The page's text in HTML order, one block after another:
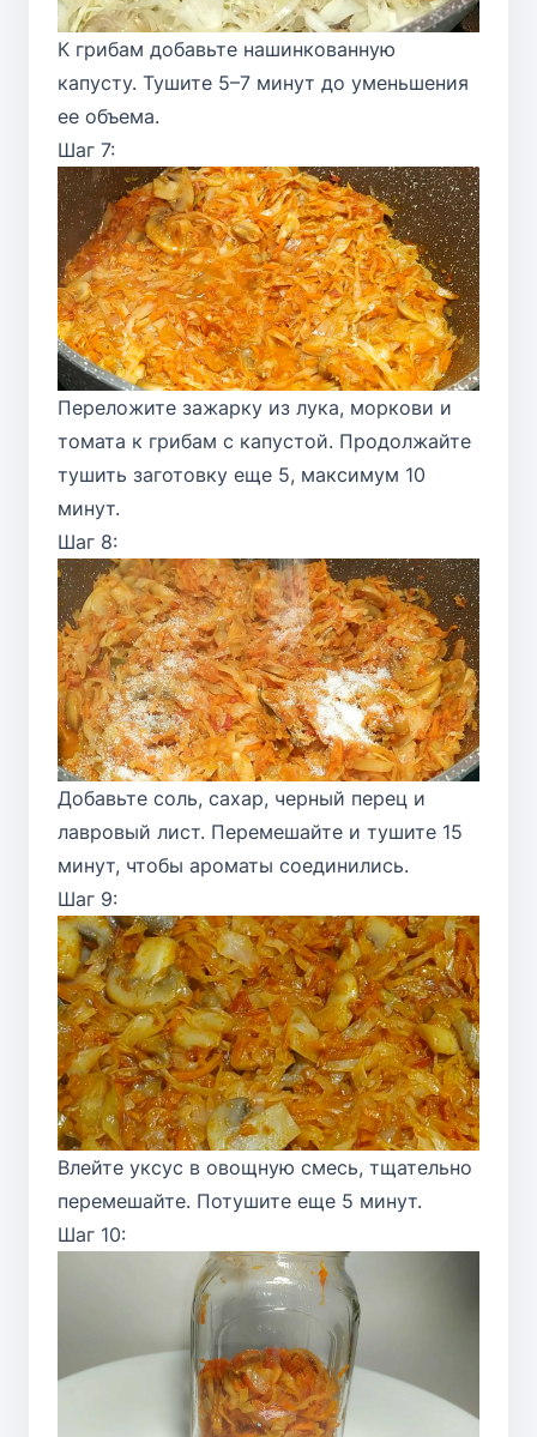
К грибам добавьте нашинкованную
капусту. Тушите 5–7 минут до уменьшения
ее объема.
Шаг 7:
Переложите зажарку из лука, моркови и
томата к грибам с капустой. Продолжайте
тушить заготовку еще 5, максимум 10
минут.
Шаг 8:
Добавьте соль, сахар, черный перец и
лавровый лист. Перемешайте и тушите 15
минут, чтобы ароматы соединились.
Шаг 9:
Влейте уксус в овощную смесь, тщательно
перемешайте. Потушите еще 5 минут.
Шаг 10: